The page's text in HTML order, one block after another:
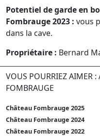
Potentiel de garde en
Fombrauge 2023 : vous
dans la cave.
Propriétaire : Bernard
VOUS POURRIEZ AIMER :
FOMBRAUGE
Château Fombrauge 2025
Château Fombrauge 2024
Château Fombrauge 2022